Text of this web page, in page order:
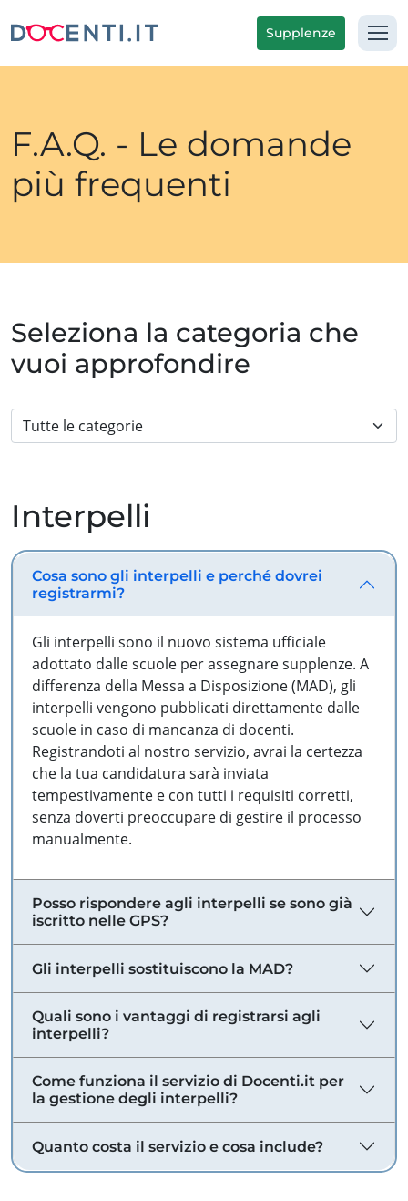
Supplenze
F.A.Q. - Le domande
più frequenti
Seleziona la categoria che
vuoi approfondire
Interpelli
Cosa sono gli interpelli e perché dovrei
registrarmi?
Gli interpelli sono il nuovo sistema ufficiale
adottato dalle scuole per assegnare supplenze. A
differenza della Messa a Disposizione (MAD), gli
interpelli vengono pubblicati direttamente dalle
scuole in caso di mancanza di docenti.
Registrandoti al nostro servizio, avrai la certezza
che la tua candidatura sarà inviata
tempestivamente e con tutti i requisiti corretti,
senza doverti preoccupare di gestire il processo
manualmente.
Posso rispondere agli interpelli se sono già
iscritto nelle GPS?
Gli interpelli sostituiscono la MAD?
Quali sono i vantaggi di registrarsi agli
interpelli?
Come funziona il servizio di Docenti.it per
la gestione degli interpelli?
Quanto costa il servizio e cosa include?